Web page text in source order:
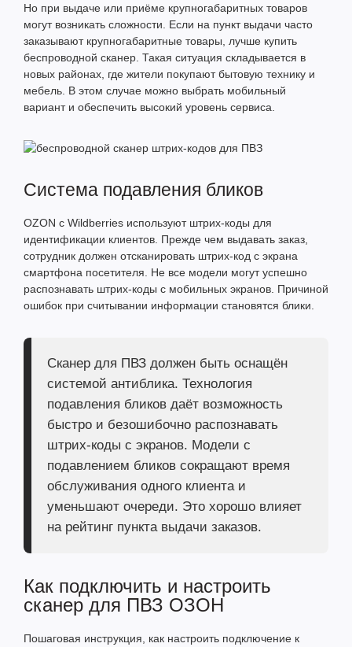
Но при выдаче или приёме крупногабаритных товаров
могут возникать сложности. Если на пункт выдачи часто
заказывают крупногабаритные товары, лучше купить
беспроводной сканер. Такая ситуация складывается в
новых районах, где жители покупают бытовую технику и
мебель. В этом случае можно выбрать мобильный
вариант и обеспечить высокий уровень сервиса.
Система подавления бликов
OZON с Wildberries используют штрих-коды для
идентификации клиентов. Прежде чем выдавать заказ,
сотрудник должен отсканировать штрих-код с экрана
смартфона посетителя. Не все модели могут успешно
распознавать штрих-коды с мобильных экранов. Причиной
ошибок при считывании информации становятся блики.
Сканер для ПВЗ должен быть оснащён
системой антиблика. Технология
подавления бликов даёт возможность
быстро и безошибочно распознавать
штрих-коды с экранов. Модели с
подавлением бликов сокращают время
обслуживания одного клиента и
уменьшают очереди. Это хорошо влияет
на рейтинг пункта выдачи заказов.
Как подключить и настроить
сканер для ПВЗ ОЗОН
Пошаговая инструкция, как настроить подключение к